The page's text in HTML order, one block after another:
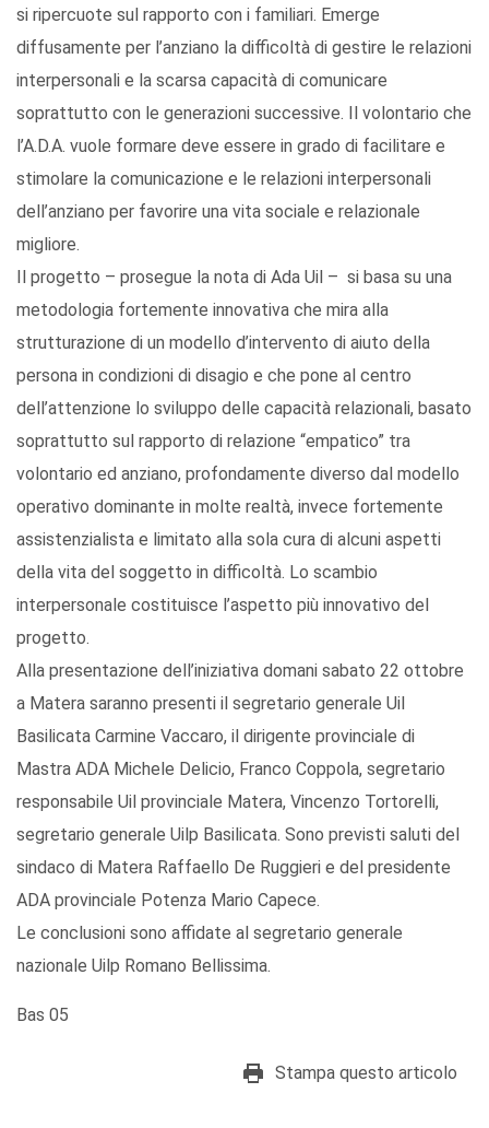
si ripercuote sul rapporto con i familiari. Emerge
diffusamente per l’anziano la difficoltà di gestire le relazioni
interpersonali e la scarsa capacità di comunicare
soprattutto con le generazioni successive. Il volontario che
l’A.D.A. vuole formare deve essere in grado di facilitare e
stimolare la comunicazione e le relazioni interpersonali
dell’anziano per favorire una vita sociale e relazionale
migliore.
Il progetto – prosegue la nota di Ada Uil – si basa su una
metodologia fortemente innovativa che mira alla
strutturazione di un modello d’intervento di aiuto della
persona in condizioni di disagio e che pone al centro
dell’attenzione lo sviluppo delle capacità relazionali, basato
soprattutto sul rapporto di relazione “empatico” tra
volontario ed anziano, profondamente diverso dal modello
operativo dominante in molte realtà, invece fortemente
assistenzialista e limitato alla sola cura di alcuni aspetti
della vita del soggetto in difficoltà. Lo scambio
interpersonale costituisce l’aspetto più innovativo del
progetto.
Alla presentazione dell’iniziativa domani sabato 22 ottobre
a Matera saranno presenti il segretario generale Uil
Basilicata Carmine Vaccaro, il dirigente provinciale di
Mastra ADA Michele Delicio, Franco Coppola, segretario
responsabile Uil provinciale Matera, Vincenzo Tortorelli,
segretario generale Uilp Basilicata. Sono previsti saluti del
sindaco di Matera Raffaello De Ruggieri e del presidente
ADA provinciale Potenza Mario Capece.
Le conclusioni sono affidate al segretario generale
nazionale Uilp Romano Bellissima.
Bas 05
Stampa questo articolo